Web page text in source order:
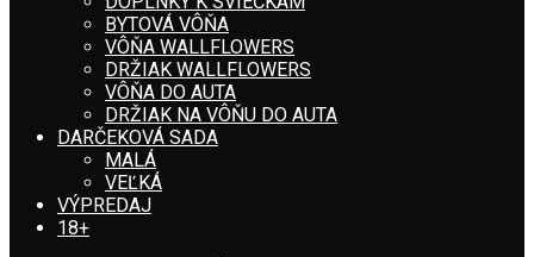
BYTOVÁ VÔŇA
VÔŇA WALLFLOWERS
DRŽIAK WALLFLOWERS
VÔŇA DO AUTA
DRŽIAK NA VÔŇU DO AUTA
DARČEKOVÁ SADA
MALÁ
VEĽKÁ
VÝPREDAJ
18+